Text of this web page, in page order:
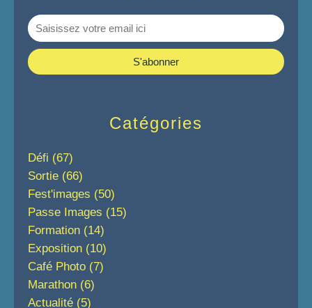
Catégories
Défi (67)
Sortie (66)
Fest'images (50)
Passe Images (15)
Formation (14)
Exposition (10)
Café Photo (7)
Marathon (6)
Actualité (5)